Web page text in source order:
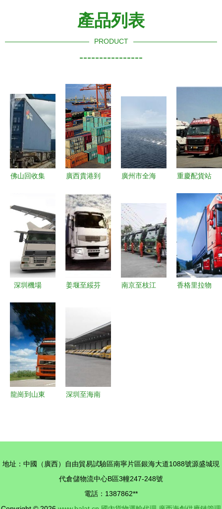
產品列表
PRODUCT
----------------
佛山回收集
少錢 海運
物流經銷商
報價
廣西貴港到
電機小柜運
費分析與國
內貨運代理
服務指南
廣州市全海
（分公司）
國內貨物運
輸代理服務
詳解 多元
化貨物類型
的專業承運
重慶配貨站
高效貨物運
輸代理網絡
深圳機場
進口清關與
國內運輸代
理 一站式
高效物流解
決方案
姜堰至綏芬
專業代理服
務全解析
南京至枝江
香格里拉物
龍崗到山東
深圳至海南
解
地址：中國（廣西）自由貿易試驗區南寧片區銀海大道1088號源盛城現
代倉儲物流中心B區3幢247-248號
電話：1387862**